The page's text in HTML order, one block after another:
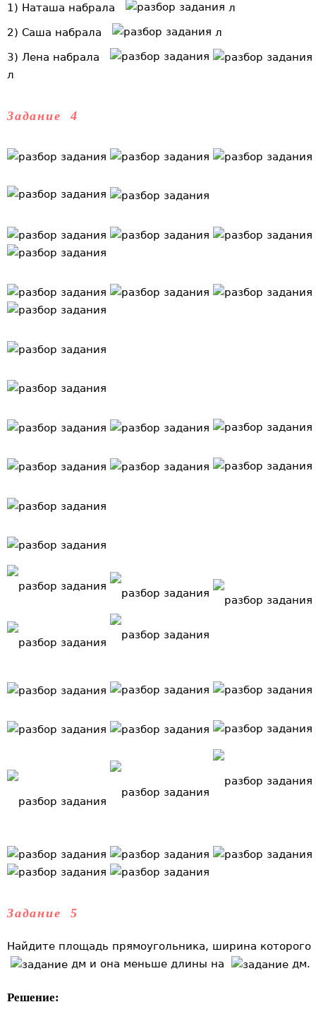
1) Наташа набрала
л
2) Саша набрала
л
3) Лена набрала
л
Задание 4
Задание 5
Найдите площадь прямоугольника, ширина которого
дм и она меньше длины на
дм.
Решение: